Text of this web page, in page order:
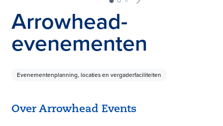
Arrowhead-
evenementen
Evenementenplanning, locaties en vergaderfaciliteiten
Over Arrowhead Events